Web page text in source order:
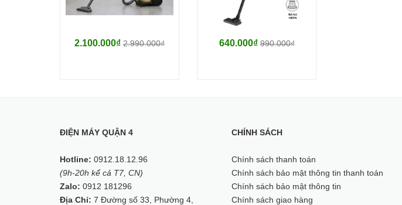
2.100.000₫ 2.990.000₫ 640.000₫990.000₫
ĐIỆN MÁY QUẬN 4
Hotline: 0912.18.12.96
(9h-20h kể cả T7, CN)
Zalo: 0912 181296
Địa Chỉ: 7 Đường số 33, Phường 4,
CHÍNH SÁCH
Chính sách thanh toán
Chính sách bảo mật thông tin thanh toán
Chính sách bảo mật thông tin
Chính sách giao hàng